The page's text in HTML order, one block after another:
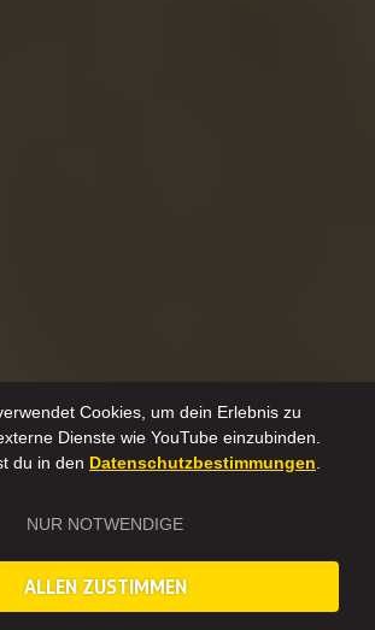
Cookies, um dein Erlebnis zu
Dienste wie YouTube einzubinden.
du in den Datenschutzbestimmungen.
NUR NOTWENDIGE
ALLEN ZUSTIMMEN